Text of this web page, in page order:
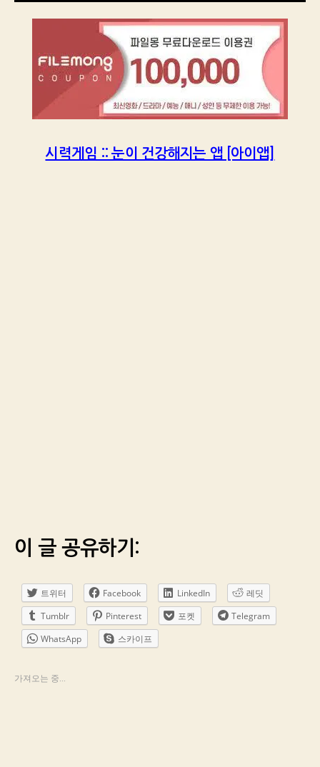
시력게임 :: 눈이 건강해지는 앱 [아이앱]
이 글 공유하기:
트위터 Facebook LinkedIn
레딧
Tumblr
Pinterest 포켓
Telegram
WhatsApp
스카이프
가져오는 중...